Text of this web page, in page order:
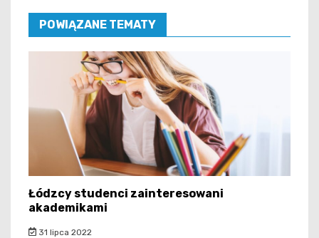
POWIĄZANE TEMATY
Łódzcy studenci zainteresowani
akademikami
31 lipca 2022